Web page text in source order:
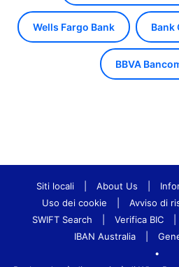
Wells Fargo Bank Bank
BBVA
Siti locali About Us
Uso dei cookie
Avviso di
SWIFT Search
Verifica BIC
IBAN Australia
•